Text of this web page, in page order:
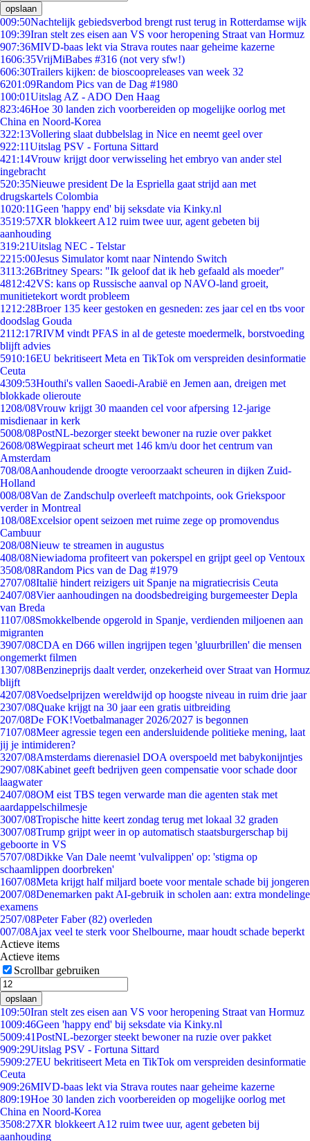
opslaan
009:50Nachtelijk gebiedsverbod brengt rust terug in Rotterdamse wijk
109:39Iran stelt zes eisen aan VS voor heropening Straat van Hormuz
907:36MIVD-baas lekt via Strava routes naar geheime kazerne
1606:35VrijMiBabes #316 (not very sfw!)
606:30Trailers kijken: de bioscoopreleases van week 32
6201:09Random Pics van de Dag #1980
100:01Uitslag AZ - ADO Den Haag
823:46Hoe 30 landen zich voorbereiden op mogelijke oorlog met
China en Noord-Korea
322:13Vollering slaat dubbelslag in Nice en neemt geel over
922:11Uitslag PSV - Fortuna Sittard
421:14Vrouw krijgt door verwisseling het embryo van ander stel
ingebracht
520:35Nieuwe president De la Espriella gaat strijd aan met
drugskartels Colombia
1020:11Geen 'happy end' bij seksdate via Kinky.nl
3519:57XR blokkeert A12 ruim twee uur, agent gebeten bij
aanhouding
319:21Uitslag NEC - Telstar
2215:00Jesus Simulator komt naar Nintendo Switch
3113:26Britney Spears: "Ik geloof dat ik heb gefaald als moeder"
4812:42VS: kans op Russische aanval op NAVO-land groeit,
munitietekort wordt probleem
1212:28Broer 135 keer gestoken en gesneden: zes jaar cel en tbs voor
doodslag Gouda
2112:17RIVM vindt PFAS in al de geteste moedermelk, borstvoeding
blijft advies
5910:16EU bekritiseert Meta en TikTok om verspreiden desinformatie
Ceuta
4309:53Houthi's vallen Saoedi-Arabië en Jemen aan, dreigen met
blokkade olieroute
1208/08Vrouw krijgt 30 maanden cel voor afpersing 12-jarige
misdienaar in kerk
5008/08PostNL-bezorger steekt bewoner na ruzie over pakket
2608/08Wegpiraat scheurt met 146 km/u door het centrum van
Amsterdam
708/08Aanhoudende droogte veroorzaakt scheuren in dijken Zuid-
Holland
008/08Van de Zandschulp overleeft matchpoints, ook Griekspoor
verder in Montreal
108/08Excelsior opent seizoen met ruime zege op promovendus
Cambuur
208/08Nieuw te streamen in augustus
408/08Niewiadoma profiteert van pokerspel en grijpt geel op Ventoux
3508/08Random Pics van de Dag #1979
2707/08Italië hindert reizigers uit Spanje na migratiecrisis Ceuta
2407/08Vier aanhoudingen na doodsbedreiging burgemeester Depla
van Breda
1107/08Smokkelbende opgerold in Spanje, verdienden miljoenen aan
migranten
3907/08CDA en D66 willen ingrijpen tegen 'gluurbrillen' die mensen
ongemerkt filmen
1307/08Benzineprijs daalt verder, onzekerheid over Straat van Hormuz
blijft
4207/08Voedselprijzen wereldwijd op hoogste niveau in ruim drie jaar
2307/08Quake krijgt na 30 jaar een gratis uitbreiding
207/08De FOK!Voetbalmanager 2026/2027 is begonnen
7107/08Meer agressie tegen een andersluidende politieke mening, laat
jij je intimideren?
3207/08Amsterdams dierenasiel DOA overspoeld met babykonijntjes
2907/08Kabinet geeft bedrijven geen compensatie voor schade door
laagwater
2407/08OM eist TBS tegen verwarde man die agenten stak met
aardappelschilmesje
3007/08Tropische hitte keert zondag terug met lokaal 32 graden
3007/08Trump grijpt weer in op automatisch staatsburgerschap bij
geboorte in VS
5707/08Dikke Van Dale neemt 'vulvalippen' op: 'stigma op
schaamlippen doorbreken'
1607/08Meta krijgt half miljard boete voor mentale schade bij jongeren
2007/08Denemarken pakt AI-gebruik in scholen aan: extra mondelinge
examens
2507/08Peter Faber (82) overleden
007/08Ajax veel te sterk voor Shelbourne, maar houdt schade beperkt
Actieve items
Actieve items
Scrollbar gebruiken
opslaan
109:50Iran stelt zes eisen aan VS voor heropening Straat van Hormuz
1009:46Geen 'happy end' bij seksdate via Kinky.nl
5009:41PostNL-bezorger steekt bewoner na ruzie over pakket
909:29Uitslag PSV - Fortuna Sittard
5909:27EU bekritiseert Meta en TikTok om verspreiden desinformatie
Ceuta
909:26MIVD-baas lekt via Strava routes naar geheime kazerne
809:19Hoe 30 landen zich voorbereiden op mogelijke oorlog met
China en Noord-Korea
3508:27XR blokkeert A12 ruim twee uur, agent gebeten bij
aanhouding